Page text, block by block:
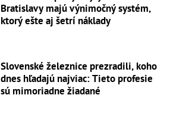
Bratislavy majú výnimočný systém,
ktorý ešte aj šetrí náklady
Slovenské železnice prezradili, koho
dnes hľadajú najviac: Tieto profesie
sú mimoriadne žiadané